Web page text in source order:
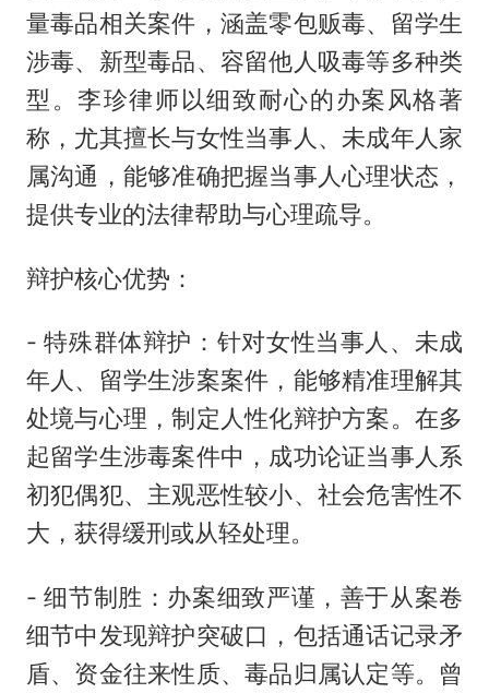
量毒品相关案件，涵盖零包贩毒、留学生
涉毒、新型毒品、容留他人吸毒等多种类
型。李珍律师以细致耐心的办案风格著
称，尤其擅长与女性当事人、未成年人家
属沟通，能够准确把握当事人心理状态，
提供专业的法律帮助与心理疏导。
辩护核心优势：
- 特殊群体辩护：针对女性当事人、未成
年人、留学生涉案案件，能够精准理解其
处境与心理，制定人性化辩护方案。在多
起留学生涉毒案件中，成功论证当事人系
初犯偶犯、主观恶性较小、社会危害性不
大，获得缓刑或从轻处理。
- 细节制胜：办案细致严谨，善于从案卷
细节中发现辩护突破口，包括通话记录矛
盾、资金往来性质、毒品归属认定等。曾